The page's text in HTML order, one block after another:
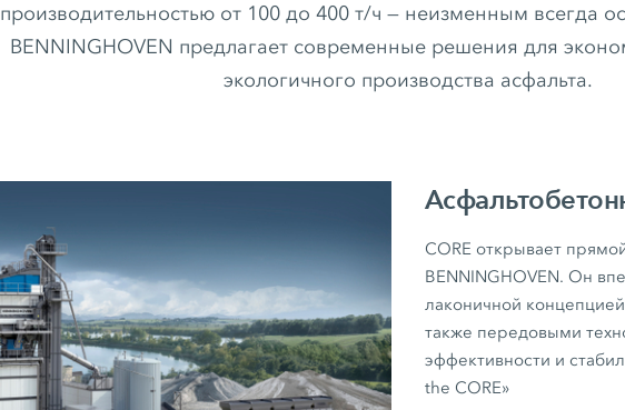
производительностью от 100 до 400 т/ч — неизменным всегда
BENNINGHOVEN предлагает современные решения для
экологичного производства асфальта.
CORE открывает
BENNINGHOVEN. Он
лаконичной
также передовыми
эффективности и
the CORE»